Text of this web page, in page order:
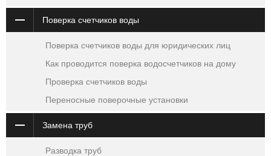
Поверка счетчиков воды
Поверка счетчиков воды для юридических лиц
Как проводится поверка водосчетчиков на дому
Проверка счетчиков воды
Переносные поверочные установки
Замена труб
Разводка труб